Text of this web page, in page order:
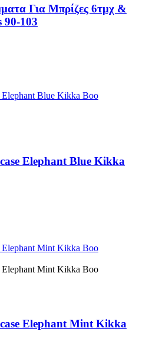
Για Μπρίζες 6τμχ &
90-103
Elephant Blue Kikka
Elephant Mint Kikka